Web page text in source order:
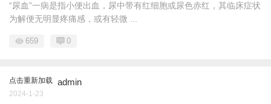
“尿血”一病是指小便出血，尿中带有红细胞或尿色赤红，其临床症状
为解便无明显疼痛感，或有轻微 ...
659 0
点击重新加载 admin
2024-1-23